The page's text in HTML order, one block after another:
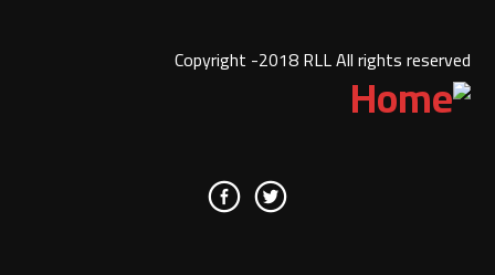
Copyright -2018 RLL All rights reserved